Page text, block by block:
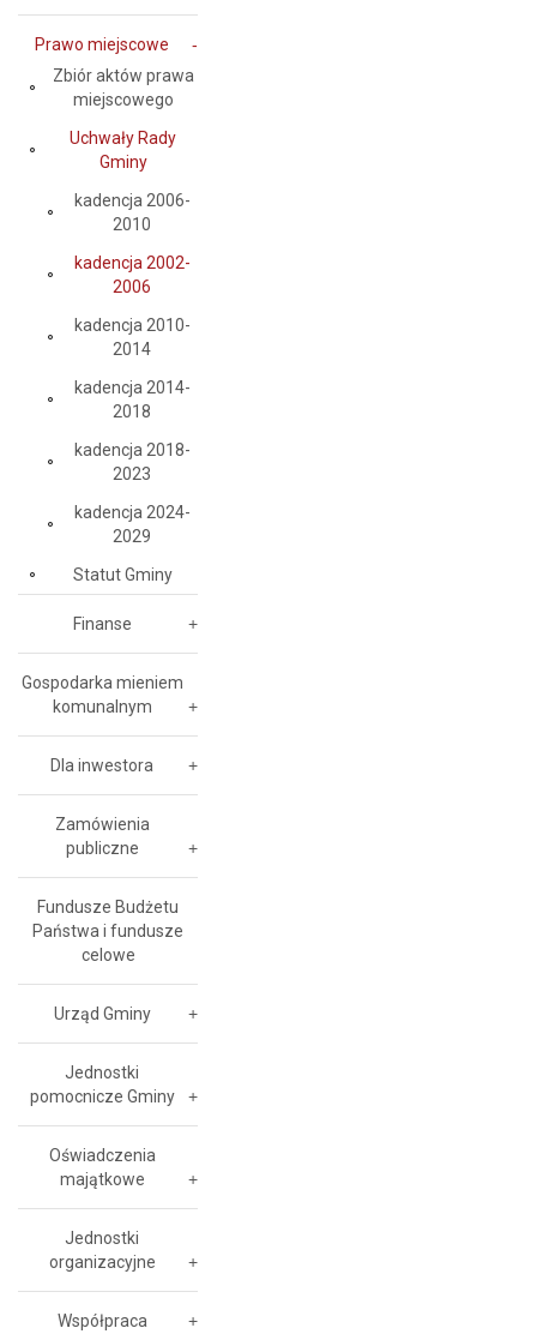
Prawo miejscowe
Zbiór aktów prawa
miejscowego
Uchwały Rady
Gminy
kadencja 2006-
2010
kadencja 2002-
2006
kadencja 2010-
2014
kadencja 2014-
2018
kadencja 2018-
2023
kadencja 2024-
2029
Statut Gminy
Finanse
Gospodarka mieniem
komunalnym
Dla inwestora
Zamówienia
publiczne
Fundusze Budżetu
Państwa i fundusze
celowe
Urząd Gminy
Jednostki
pomocnicze Gminy
Oświadczenia
majątkowe
Jednostki
organizacyjne
Współpraca